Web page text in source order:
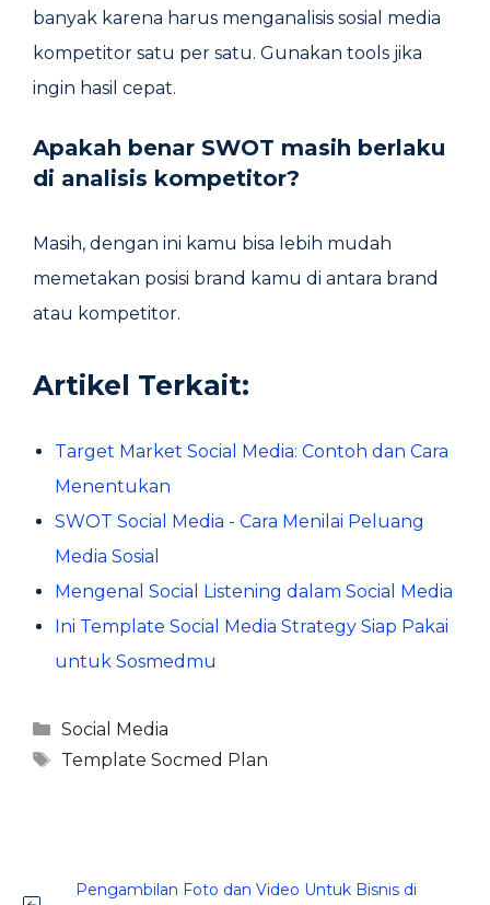
banyak karena harus menganalisis sosial media
kompetitor satu per satu. Gunakan tools jika
ingin hasil cepat.
Apakah benar SWOT masih berlaku
di analisis kompetitor?
Masih, dengan ini kamu bisa lebih mudah
memetakan posisi brand kamu di antara brand
atau kompetitor.
Artikel Terkait:
Target Market Social Media: Contoh dan Cara
Menentukan
SWOT Social Media - Cara Menilai Peluang
Media Sosial
Mengenal Social Listening dalam Social Media
Ini Template Social Media Strategy Siap Pakai
untuk Sosmedmu
Kategori
Social Media
Tag
Template Socmed Plan
Pengambilan Foto dan Video Untuk Bisnis di